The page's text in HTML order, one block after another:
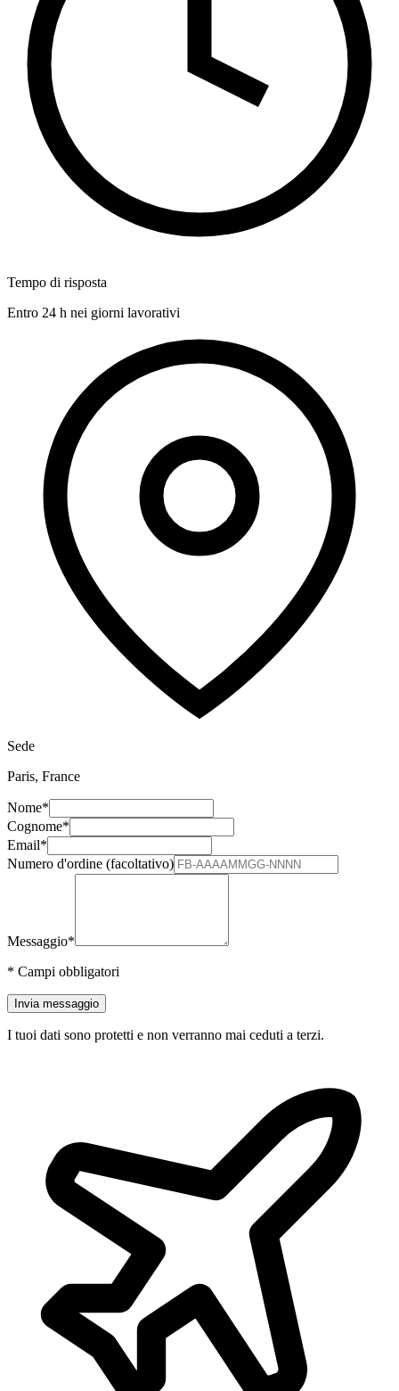
Tempo di risposta
Entro 24 h nei giorni lavorativi
Sede
Paris, France
Nome*
Cognome*
Email*
Numero d'ordine (facoltativo)
Messaggio*
* Campi obbligatori
Invia messaggio
I tuoi dati sono protetti e non verranno mai ceduti a terzi.